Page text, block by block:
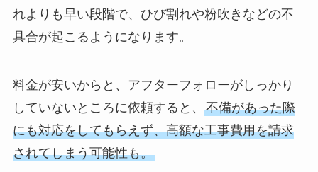
れよりも早い段階で、ひび割れや粉吹きなどの不
具合が起こるようになります。
料金が安いからと、アフターフォローがしっかり
していないところに依頼すると、 不備があった際
にも対応をしてもらえず、高額な工事費用を請求
されてしまう可能性も。